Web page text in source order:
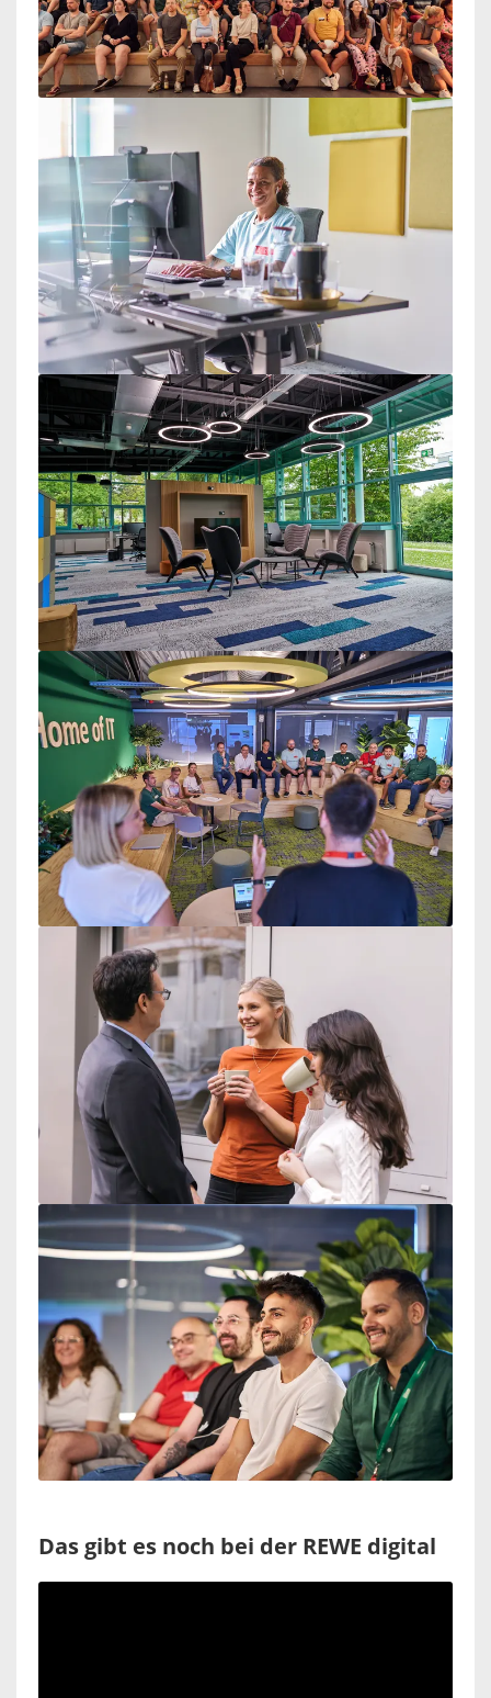
Das gibt es noch bei der REWE digital